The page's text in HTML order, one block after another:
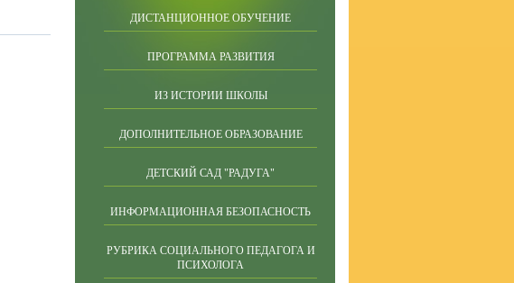
ДИСТАНЦИОННОЕ ОБУЧЕНИЕ
ПРОГРАММА РАЗВИТИЯ
ИЗ ИСТОРИИ ШКОЛЫ
ДОПОЛНИТЕЛЬНОЕ ОБРАЗОВАНИЕ
ДЕТСКИЙ САД "РАДУГА"
ИНФОРМАЦИОННАЯ БЕЗОПАСНОСТЬ
РУБРИКА СОЦИАЛЬНОГО ПЕДАГОГА И
ПСИХОЛОГА